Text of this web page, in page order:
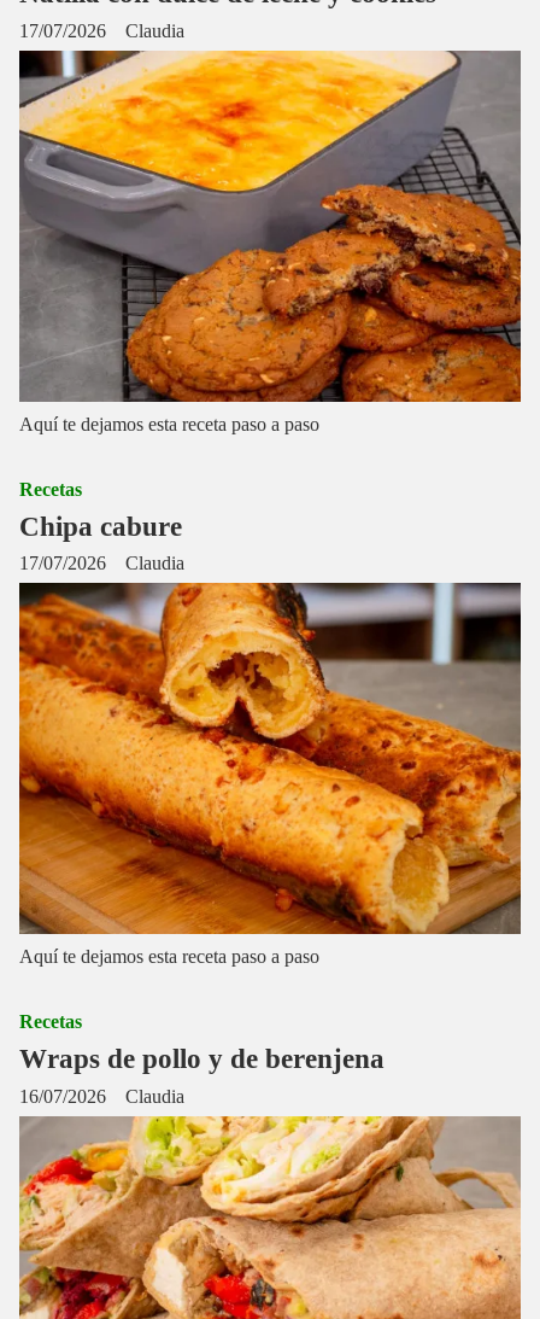
Claudia
17/07/2026
Aquí te dejamos esta receta paso a paso
Chipa cabure
Claudia
Recetas
17/07/2026
Aquí te dejamos esta receta paso a paso
Wraps de pollo y de berenjena
Claudia
Recetas
16/07/2026